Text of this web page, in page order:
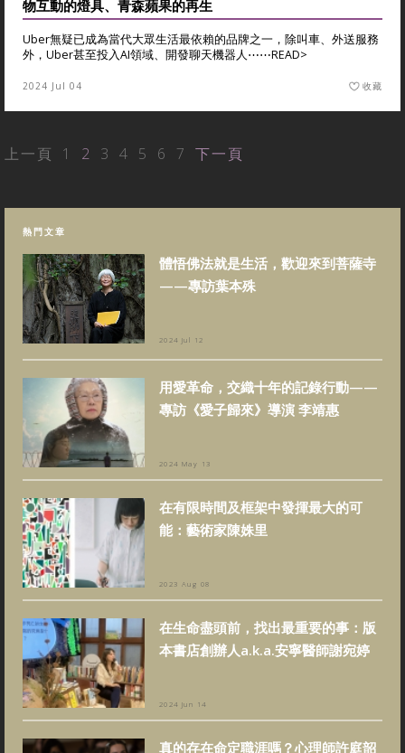
物互動的燈具、青森蘋果的再生
Uber無疑已成為當代大眾生活最依賴的品牌之一，除叫車、外送服務
外，Uber甚至投入AI領域、開發聊天機器人⋯⋯READ>
2024 Jul 04 收藏
上一頁 1 2 3 4 5 6 7 下一頁
熱門文章
體悟佛法就是生活，歡迎來到菩薩寺
——專訪葉本殊
2024 Jul 12
用愛革命，交織十年的記錄行動——
專訪《愛子歸來》導演 李靖惠
2024 May 13
在有限時間及框架中發揮最大的可
能：藝術家陳姝里
2023 Aug 08
在生命盡頭前，找出最重要的事：版
本書店創辦人a.k.a.安寧醫師謝宛婷
2024 Jun 14
真的存在命定職涯嗎？心理師許庭韶